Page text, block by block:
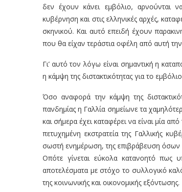
δεν έχουν κάνει εμβόλιο, αρνούνται
κυβέρνηση και στις ελληνικές αρχές,
σκηνικού. Και αυτό επειδή έχουν
που θα είχαν τεράστια οφέλη από αυτή
Γι’ αυτό τον λόγω είναι σημαντική η
η κάμψη της διστακτικότητας για το
Όσο αναφορά την κάμψη της
πανδημίας η Γαλλία σημείωνε τα
και σήμερα έχει καταφέρει να είναι μία
πετυχημένη εκστρατεία της Γαλλικής
σωστή ενημέρωση, της επιβράβευση όσων
Οπότε γίνεται εύκολα κατανοητό πως
αποτελέσματα με στόχο το συλλογικό
της κοινωνικής και οικονομικής εξόντωσης.